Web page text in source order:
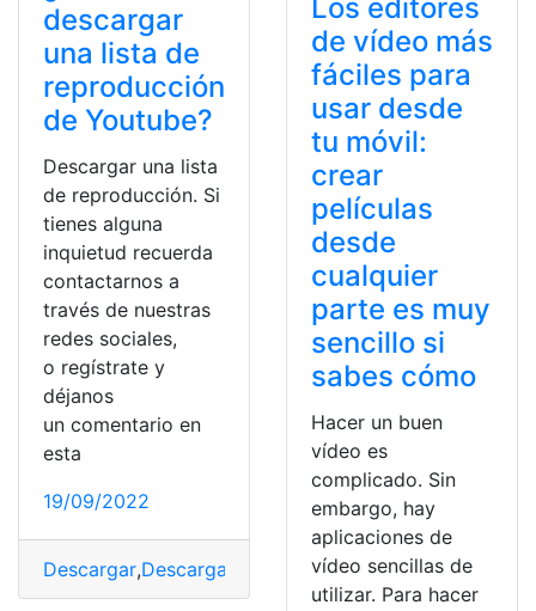
descargar
una lista de
reproducción
de Youtube?
Descargar una lista
de reproducción. Si
tienes alguna
inquietud recuerda
contactarnos a
través de nuestras
redes sociales,
o regístrate y
déjanos
un comentario en
esta
19/09/2022
Descargar,Descargas Lista de reproducción,
Los editores
de vídeo más
fáciles para
usar desde
tu móvil:
crear
películas
desde
cualquier
parte es muy
sencillo si
sabes cómo
Hacer un buen
vídeo es
complicado. Sin
embargo, hay
aplicaciones de
vídeo sencillas de
utilizar. Para hacer